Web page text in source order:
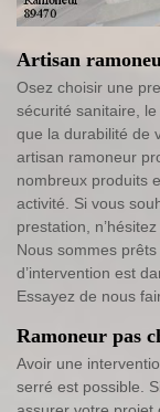
Artisan
Osez choisir une
sécurité sanitaire,
que la durabilité de
artisan ramoneur
nombreux produits
activité. Si vous
prestation,
Nous sommes
d’intervention est
Essayez de nous
Ramoneur pas
Avoir une
serré est possible.